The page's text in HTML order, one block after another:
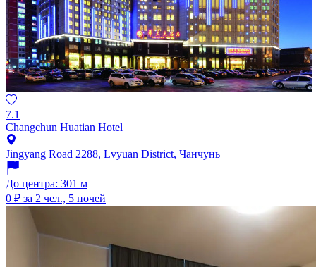
7.1
Changchun Huatian Hotel
Jingyang Road 2288, Lvyuan District, Чанчунь
До центра: 301 м
0 ₽ за 2 чел., 5 ночей